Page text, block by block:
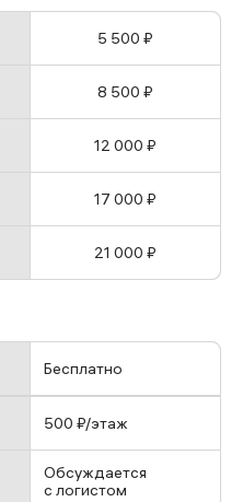
5 500 ₽
8 500 ₽
12 000 ₽
17 000 ₽
21 000 ₽
Бесплатно
500 ₽/этаж
Обсуждается
с логистом